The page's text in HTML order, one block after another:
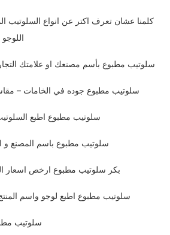
كلمنا عشان تعرف اكتر عن انواع السلوتيب
سلوتيب مطبوع بأسم مصنعك او علامتك
سلوتيب مطبوع جوده في الخامات –
سلوتيب مطبوع اطبع
سلوتيب مطبوع باسم المصنع و
بكر سلوتيب مطبوع ارخص اسعار
سلوتيب مطبوع اطبع لوجو واسم
سلوتيب